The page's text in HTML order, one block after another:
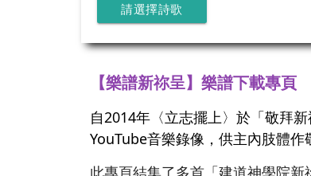
請選擇詩歌
【樂譜新祢呈】樂譜下載專頁
自2014年〈立志擺上〉於「敬拜
YouTube音樂錄像，供主內肢體作
此專頁結集了多首「建道神學院